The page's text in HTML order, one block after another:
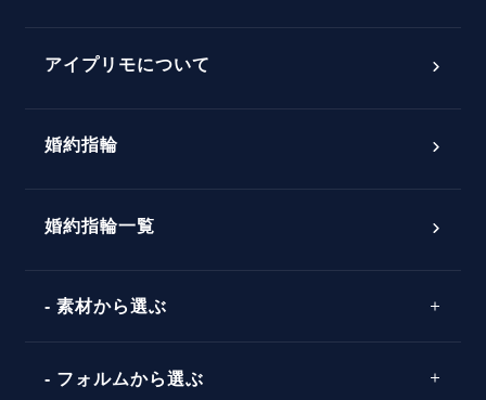
プロポーズアイテム
パーフェクトプロポーズリング
婚約指輪マッチング診断
ダイヤモンドの品質とは？
タイミング
アイプリモについて
婚約指輪
婚約指輪一覧
素材から選ぶ
フォルムから選ぶ